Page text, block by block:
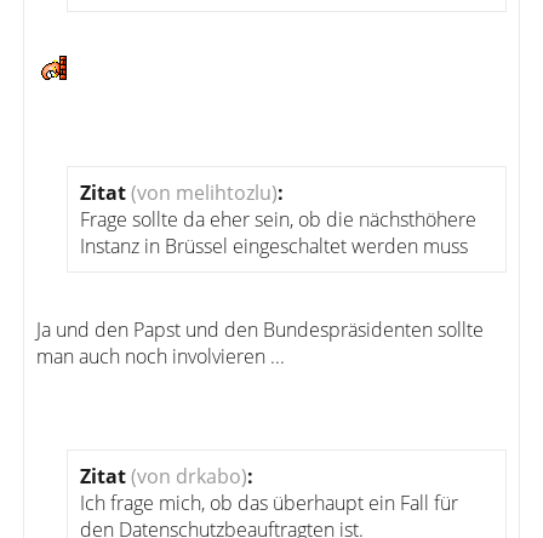
Zitat(von melihtozlu):
Frage sollte da eher sein, ob die nächsthöhere
Instanz in Brüssel eingeschaltet werden muss
Ja und den Papst und den Bundespräsidenten sollte
man auch noch involvieren ...
Zitat(von drkabo):
Ich frage mich, ob das überhaupt ein Fall für
den Datenschutzbeauftragten ist.